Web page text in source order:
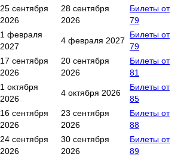
25 сентября
2026
28 сентября
2026
Билеты от
79
1 февраля
2027
4 февраля 2027
Билеты от
79
17 сентября
2026
20 сентября
2026
Билеты от
81
1 октября
2026
4 октября 2026
Билеты от
85
16 сентября
2026
23 сентября
2026
Билеты от
88
24 сентября
2026
30 сентября
2026
Билеты от
89